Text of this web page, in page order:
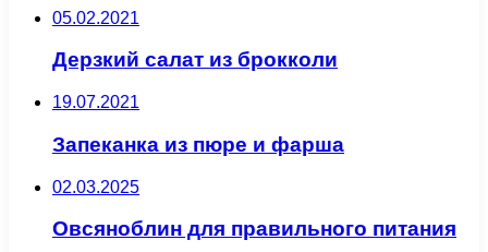
05.02.2021
Дерзкий салат из брокколи
19.07.2021
Запеканка из пюре и фарша
02.03.2025
Овсяноблин для правильного питания